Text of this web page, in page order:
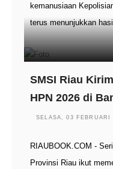
kemanusiaan
terus menunjukkan
SMSI Riau
HPN 2026 di
SELASA, 03
RIAUBOOK.COM -
Provinsi Riau ikut